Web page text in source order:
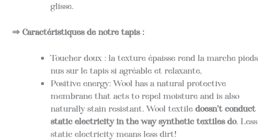
glisse.
⇒ Caractéristiques de notre tapis :
Toucher doux : la texture épaisse rend la marche pieds
nus sur le tapis si agréable et relaxante,
Positive energy: Wool has a natural protective
membrane that acts to repel moisture and is also
naturally stain resistant. Wool textile doesn’t conduct
static electricity in the way synthetic textiles do. Less
static electricity means less dirt!